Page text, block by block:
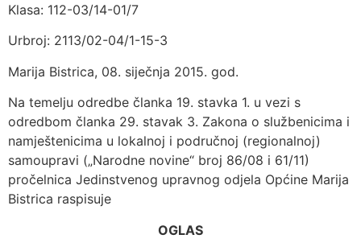
Klasa: 112-03/14-01/7
Urbroj: 2113/02-04/1-15-3
Marija Bistrica, 08. siječnja 2015. god.
Na temelju odredbe članka 19. stavka 1. u vezi s
odredbom članka 29. stavak 3. Zakona o službenicima i
namještenicima u lokalnoj i područnoj (regionalnoj)
samoupravi („Narodne novine“ broj 86/08 i 61/11)
pročelnica Jedinstvenog upravnog odjela Općine Marija
Bistrica raspisuje
OGLAS